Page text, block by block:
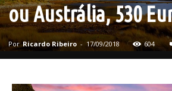
ou Austrália, 530
Por Ricardo Ribeiro - 17/09/2018 604